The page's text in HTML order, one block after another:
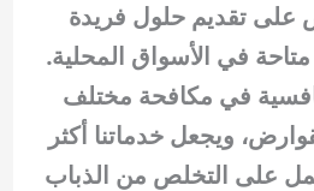
على تقديم حلول فريدة
في الأسواق المحلية.
في مكافحة مختلف
ويجعل خدماتنا أكثر
على التخلص من الذباب